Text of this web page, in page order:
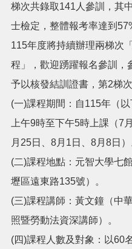
公
告
認
我
們
業
務
訊
便
民
務
關
梯次共錄取141人參訓，其
士檢定，整體報考率達到
115年度將持續辦理兩梯次
程」，歡迎踴躍報名參訓，
予以核發結訓證書，第2梯
(一)課程期間：自115年（
上午9時至下午5時上課（7
月25日、8月1日、8月8日）
(二)課程地點：元智大學七
壢區遠東路135號）。
(三)課程講師：黃文鐘（中
照暨勞動法資深講師）。
(四)課程人數及對象：以60